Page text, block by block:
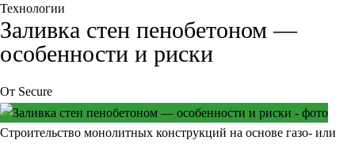
Технологии
Заливка стен пенобетоном —
особенности и риски
От Secure
Строительство монолитных конструкций на основе газо- или